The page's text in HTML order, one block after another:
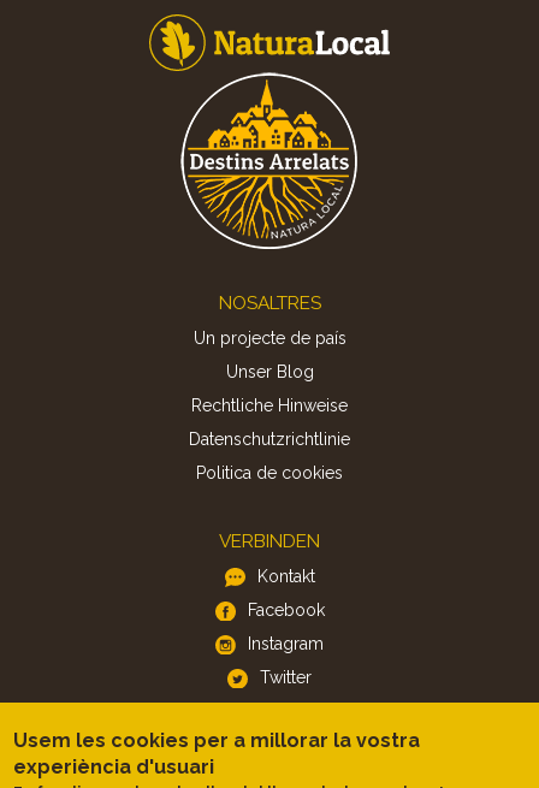
NOSALTRES
Un projecte de país
Unser Blog
Rechtliche Hinweise
Datenschutzrichtlinie
Politica de cookies
VERBINDEN
Kontakt
Facebook
Instagram
Twitter
APP
Usem les cookies per a millorar la vostra
experiència d'usuari